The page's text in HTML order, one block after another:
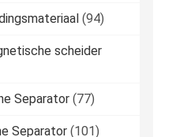
(94)
scheider
Separator (77)
Separator (101)